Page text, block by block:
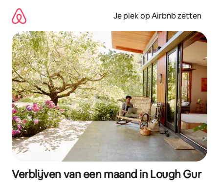
direct
naar
inhoud
Je plek op Airbnb zetten
Verblijven van een maand in Lough Gur